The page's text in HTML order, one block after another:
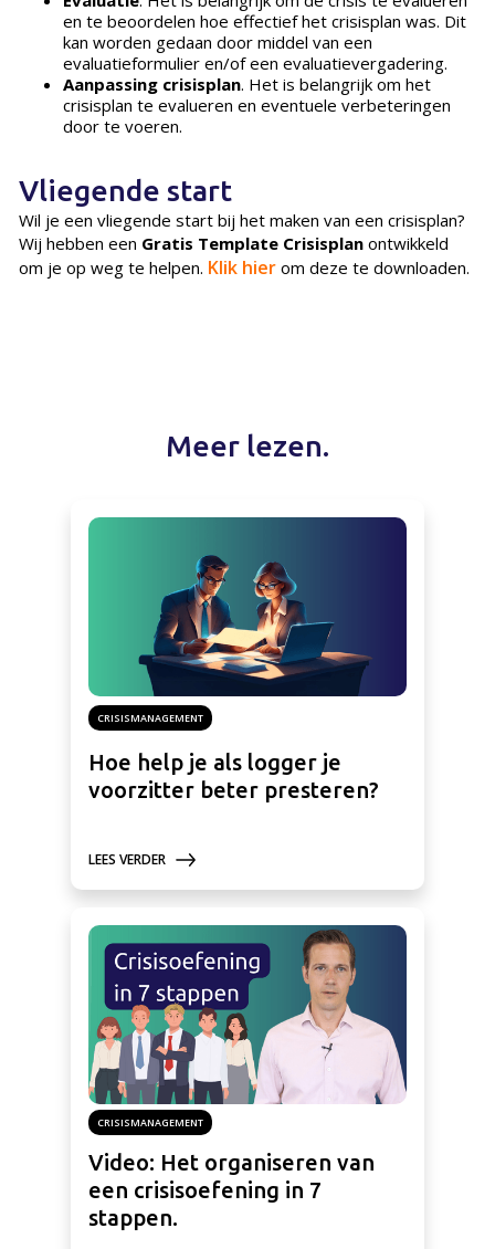
en te beoordelen hoe effectief het crisisplan was. Dit
kan worden gedaan door middel van een
evaluatieformulier en/of een evaluatievergadering.
Aanpassing crisisplan. Het is belangrijk om het
crisisplan te evalueren en eventuele verbeteringen
door te voeren.
Vliegende start
Wil je een vliegende start bij het maken van een crisisplan?
Wij hebben een Gratis Template Crisisplanontwikkeld
om je op weg te helpen. Klik hier om deze te downloaden.
Meer lezen.
CRISISMANAGEMENT
Hoe help je als logger je
voorzitter beter presteren?
LEES VERDER
CRISISMANAGEMENT
Video: Het organiseren van
een crisisoefening in 7
stappen.